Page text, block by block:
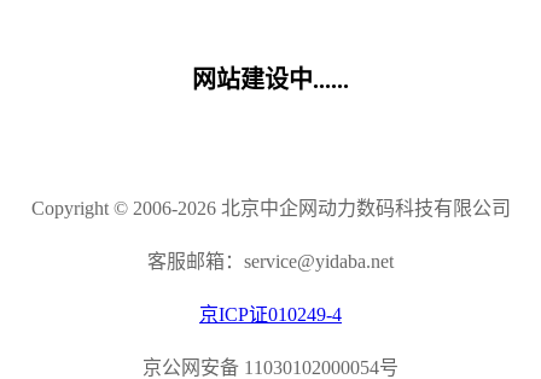
网站建设中......
Copyright © 2006-2026 北京中企网动力数码科技有限公司
客服邮箱：service@yidaba.net
京ICP证010249-4
京公网安备 11030102000054号